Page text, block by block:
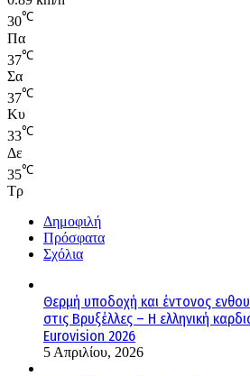
30℃
Πα
37℃
Σα
37℃
Κυ
33℃
Δε
35℃
Τρ
Δημοφιλή
Πρόσφατα
Σχόλια
Θερμή υποδοχή και έντονος
στις Βρυξέλλες – Η ελληνική
Eurovision 2026
5 Απριλίου, 2026